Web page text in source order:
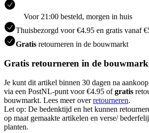
Voor 21:00 besteld, morgen in huis
Thuisbezorgd voor €4.95 en gratis vanaf
Gratis retourneren in de bouwmarkt
Gratis retourneren in de
Je kunt dit artikel binnen 30 dagen na
via een PostNL-punt voor €4.95 ofgratis
bouwmarkt. Lees meer overretourneren.
Let op: De bedenktijd en het kunnen
op maat gemaakte artikelen en verse/
planten.